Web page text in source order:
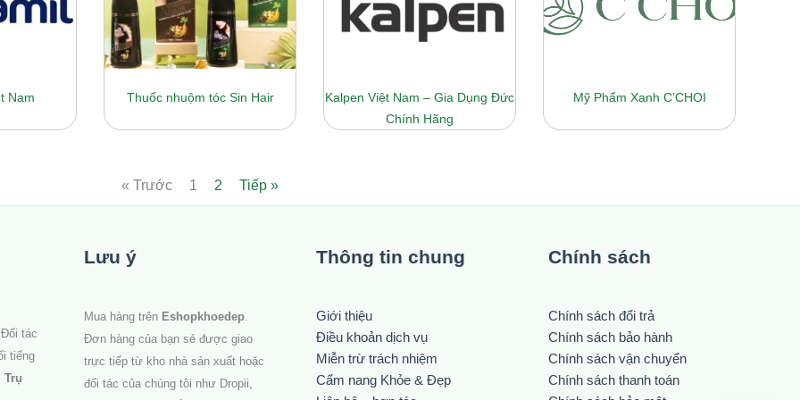
Nam Thuốc nhuộm tóc Sin Hair
Kalpen Việt Nam – Gia Dụng Đức
Chính Hãng
Mỹ Phẩm Xanh C’CHOI
« Trước 1 2 Tiếp »
tác
tiếng
Trụ
Lưu ý
Mua hàng trên Eshopkhoedep
Đơn hàng của bạn sẻ được giao
trực tiếp từ kho nhà sản xuất hoặc
đối tác của chúng tôi như Dropii,
Thông tin chung
Giới thiệu
Điều khoản dịch vụ
Miễn trừ trách nhiệm
Cẩm nang Khỏe & Đẹp
Chính sách
Chính sách đổi trả
Chính sách bảo hành
Chính sách vận chuyển
Chính sách thanh toán